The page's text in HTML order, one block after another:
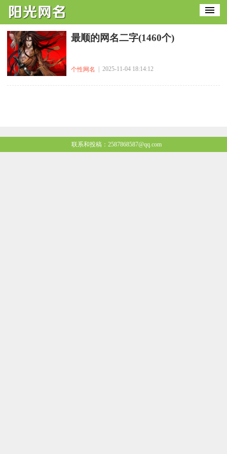
最顺的网名二字(1460个)
个性网名 | 2025-11-04 18:14:12
联系和投稿：2587868587@qq.com